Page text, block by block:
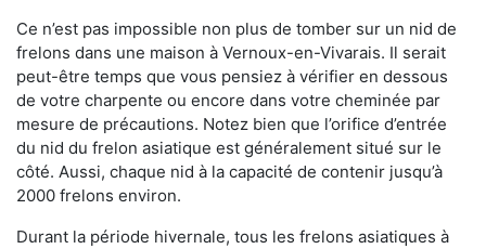
Ce n’est pas impossible non plus de tomber sur un nid de
frelons dans une maison à Vernoux-en-Vivarais. Il serait
peut-être temps que vous pensiez à vérifier en dessous
de votre charpente ou encore dans votre cheminée par
mesure de précautions. Notez bien que l’orifice d’entrée
du nid du frelon asiatique est généralement situé sur le
côté. Aussi, chaque nid à la capacité de contenir jusqu’à
2000 frelons environ.
Durant la période hivernale, tous les frelons asiatiques à